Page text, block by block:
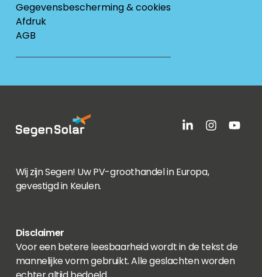
Gegevensbescherming & cookies
Afdruk
AGB
Wij zijn Segen! Uw PV-groothandel in Europa,
gevestigd in Keulen.
Disclaimer
Voor een betere leesbaarheid wordt in de tekst de
mannelijke vorm gebruikt. Alle geslachten worden